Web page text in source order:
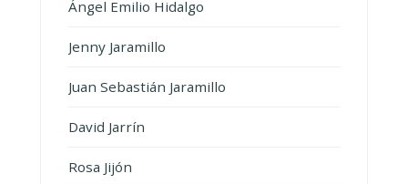
Ángel Emilio Hidalgo
Jenny Jaramillo
Juan Sebastián Jaramillo
David Jarrín
Rosa Jijón